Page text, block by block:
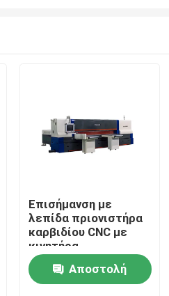
Επισήμανση με
λεπίδα πριονιστήρα
καρβιδίου CNC με
κινητήρα
μετατροπέα
εξοικονόμησης
ενέργειας
Αποστολή